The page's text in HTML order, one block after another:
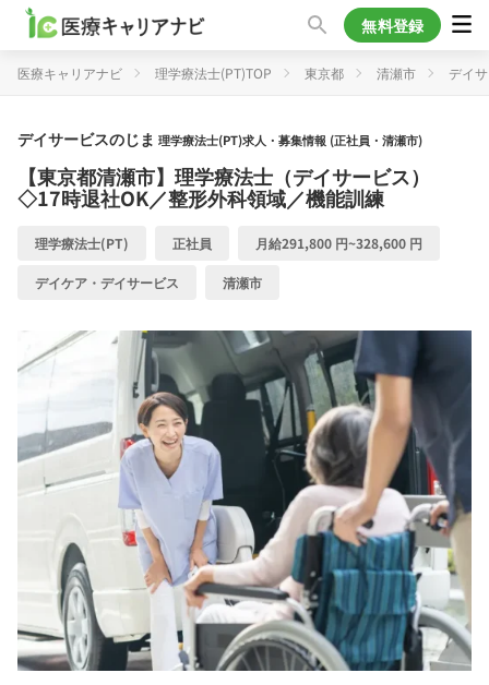
無料登録
医療キャリアナビ 理学療法士(PT)TOP 東京都 清瀬市 デイ
デイサービスのじま 理学療法士(PT)求人・募集情報 (正社員・清瀬市)
【東京都清瀬市】理学療法士（デイサービス）
◇17時退社OK／整形外科領域／機能訓練
理学療法士(PT) 正社員 月給291,800 円~328,600 円
デイケア・デイサービス 清瀬市